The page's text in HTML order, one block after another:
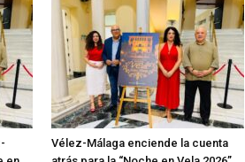
Vélez-Málaga enciende la cuenta